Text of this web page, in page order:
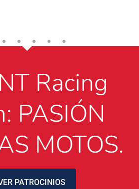
Racing
PASIÓN
MOTOS.
PATROCINIOS